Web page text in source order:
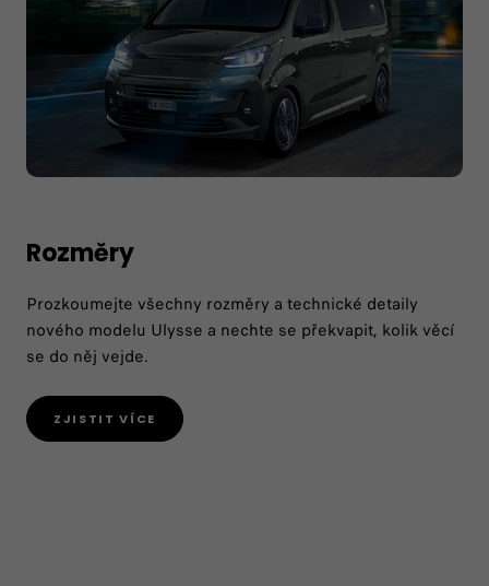
Rozměry
Prozkoumejte všechny rozměry a technické detaily
nového modelu Ulysse a nechte se překvapit, kolik věcí
se do něj vejde.
ZJISTIT VÍCE